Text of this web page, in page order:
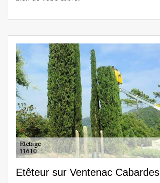
Etêteur sur Ventenac Cabardes